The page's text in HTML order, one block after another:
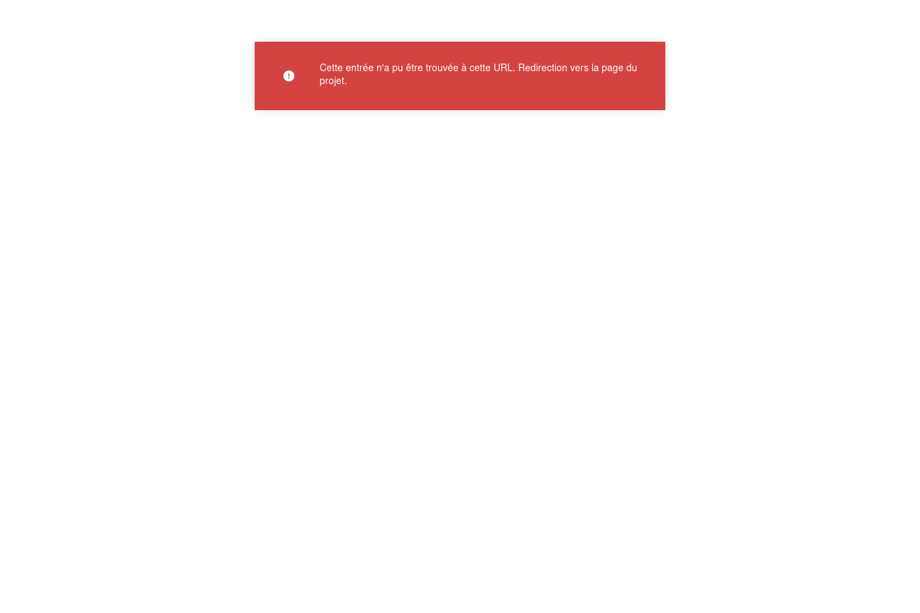
Cette entrée n'a pu être trouvée à cette URL. Redirection vers la page du
projet.